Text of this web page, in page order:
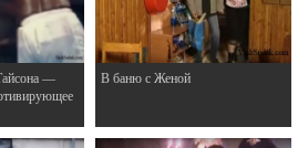
—
В баню с Женой